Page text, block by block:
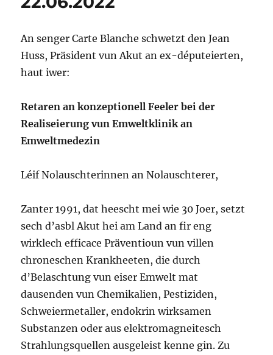
An senger Carte Blanche schwetzt den Jean
Huss, Präsident vun Akut an ex-députeierten,
haut iwer:
Retaren an konzeptionell Feeler bei der
Realiseierung vun Emweltklinik an
Emweltmedezin
Léif Nolauschterinnen an Nolauschterer,
Zanter 1991, dat heescht mei wie 30 Joer, setzt
sech d’asbl Akut hei am Land an fir eng
wirklech efficace Präventioun vun villen
chroneschen Krankheeten, die durch
d’Belaschtung vun eiser Emwelt mat
dausenden vun Chemikalien, Pestiziden,
Schweiermetaller, endokrin wirksamen
Substanzen oder aus elektromagneitesch
Strahlungsquellen ausgeleist kenne gin. Zu